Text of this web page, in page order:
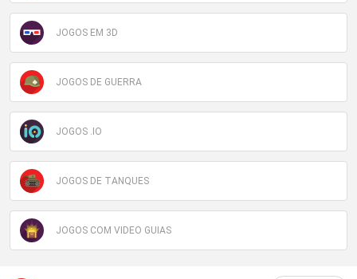
JOGOS EM 3D
JOGOS DE GUERRA
JOGOS .IO
JOGOS DE TANQUES
JOGOS COM VIDEO GUIAS